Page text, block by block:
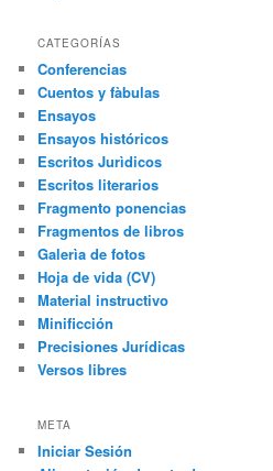
CATEGORÍAS
Conferencias
Cuentos y fàbulas
Ensayos
Ensayos históricos
Escritos Jurìdicos
Escritos literarios
Fragmento ponencias
Fragmentos de libros
Galerìa de fotos
Hoja de vida (CV)
Material instructivo
Minificción
Precisiones Jurídicas
Versos libres
META
Iniciar Sesión